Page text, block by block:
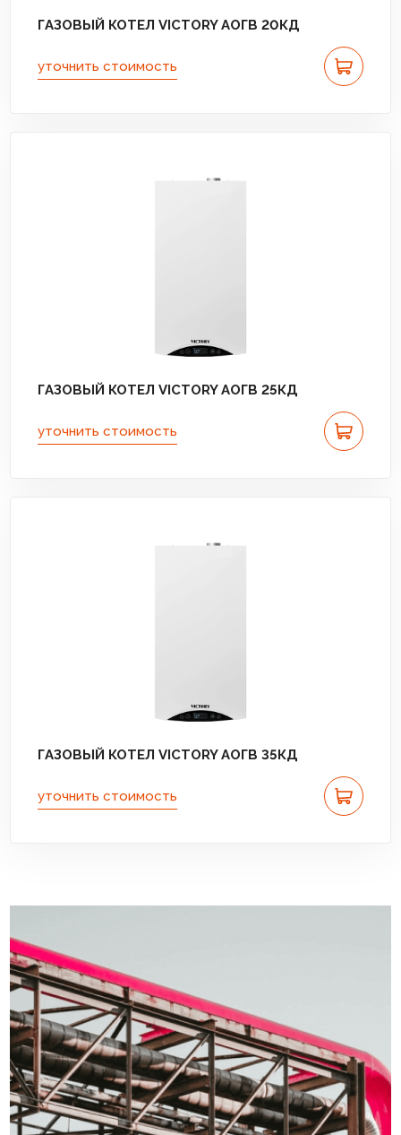
ГАЗОВЫЙ КОТЕЛ VICTORY АОГВ 20КД
уточнить стоимость
ГАЗОВЫЙ КОТЕЛ VICTORY АОГВ 25КД
уточнить стоимость
ГАЗОВЫЙ КОТЕЛ VICTORY АОГВ 35КД
уточнить стоимость